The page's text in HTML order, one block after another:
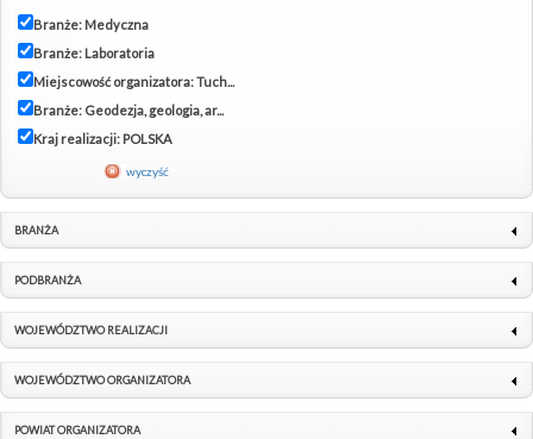
Branże: Medyczna
Branże: Laboratoria
Miejscowość organizatora: Tuch...
Branże: Geodezja, geologia, ar...
Kraj realizacji: POLSKA
wyczyść
BRANŻA
PODBRANŻA
WOJEWÓDZTWO REALIZACJI
WOJEWÓDZTWO ORGANIZATORA
POWIAT ORGANIZATORA